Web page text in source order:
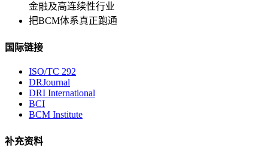
金融及高连续性行业
把BCM体系真正跑通
国际链接
ISO/TC 292
DRJournal
DRI International
BCI
BCM Institute
补充资料